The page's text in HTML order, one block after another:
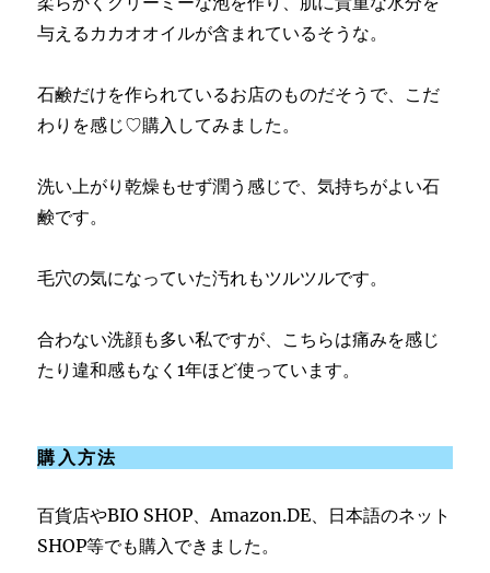
与えるカカオオイルが含まれているそうな。
石鹸だけを作られているお店のものだそうで、こだ
わりを感じ♡購入してみました。
洗い上がり乾燥もせず潤う感じで、気持ちがよい石
鹸です。
毛穴の気になっていた汚れもツルツルです。
合わない洗顔も多い私ですが、こちらは痛みを感じ
たり違和感もなく1年ほど使っています。
購入方法
百貨店やBIO SHOP、Amazon.DE、日本語のネット
SHOP等でも購入できました。